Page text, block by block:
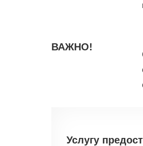
ВАЖНО!
Услугу